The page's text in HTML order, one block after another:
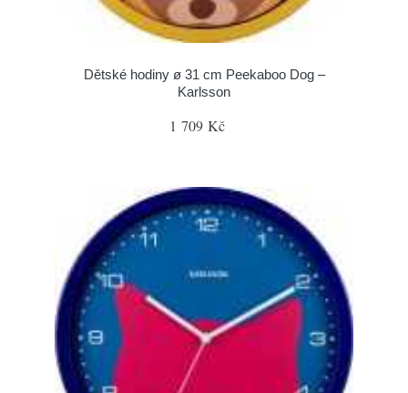
Dětské hodiny ø 31 cm Peekaboo Dog –
Karlsson
1 709 Kč